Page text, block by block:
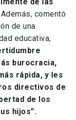
Además, comentó
de una
educativa,
burocracia,
rápida, y les
directivos de
de los
hijos”.